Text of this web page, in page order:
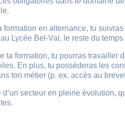
formation en alternance, tu
Lycée Bel-Val, le reste du
ta formation, tu pourras
En plus, tu possèderas les
ton métier (p. ex. accès au
d’un secteur en pleine évolution,